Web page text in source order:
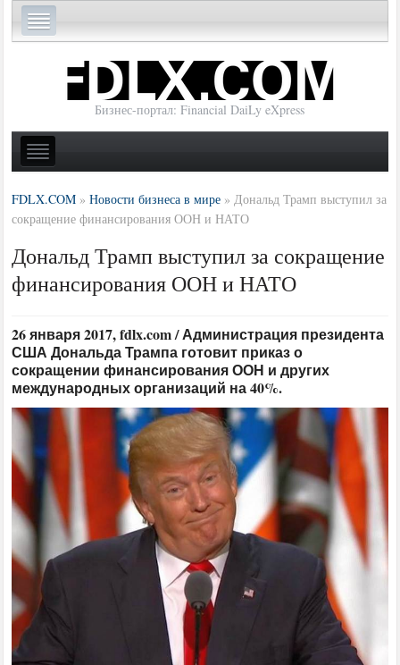
Бизнес-портал: Financial DaiLy eXpress
FDLX.COM »Новости бизнеса в мире » Дональд Трамп выступил за
сокращение финансирования ООН и НАТО
Дональд Трамп выступил за сокращение
финансирования ООН и НАТО
26 января 2017, fdlx.com / Администрация президента
США Дональда Трампа готовит приказ о
сокращении финансирования ООН и других
международных организаций на 40%.